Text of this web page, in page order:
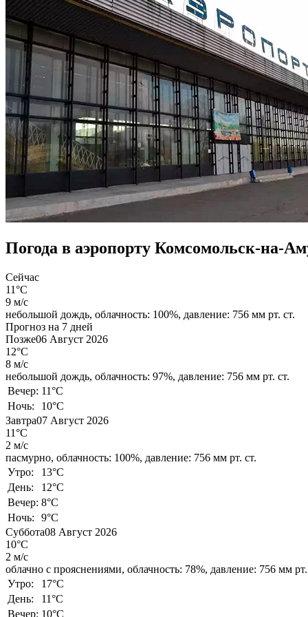
Погода в аэропорту Комсомольск-на-
Сейчас
11°C
9 м/с
небольшой дождь, облачность: 100%, давление: 756 мм рт. ст.
Прогноз на 7 дней
Позже06 Август 2026
12°C
8 м/с
небольшой дождь, облачность: 97%, давление: 756 мм рт. ст.
Вечер: 11°C
Ночь:
10°C
Завтра07 Август 2026
11°C
2 м/с
пасмурно, облачность: 100%, давление: 756 мм рт. ст.
Утро:
13°C
День:
12°C
Вечер: 8°C
Ночь:
9°C
Суббота08 Август 2026
10°C
2 м/с
облачно с прояснениями, облачность: 78%, давление: 756 мм рт.
Утро:
17°C
День:
11°C
Вечер: 10°C